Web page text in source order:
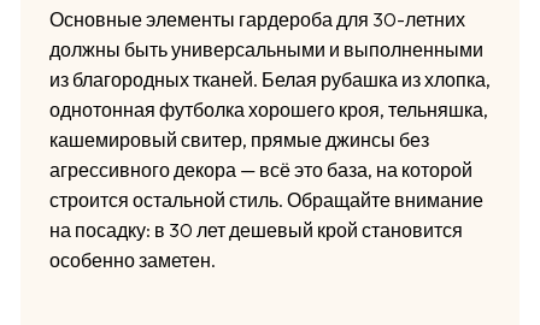
Основные элементы гардероба для 30-летних
должны быть универсальными и выполненными
из благородных тканей. Белая рубашка из хлопка,
однотонная футболка хорошего кроя, тельняшка,
кашемировый свитер, прямые джинсы без
агрессивного декора — всё это база, на которой
строится остальной стиль. Обращайте внимание
на посадку: в 30 лет дешевый крой становится
особенно заметен.